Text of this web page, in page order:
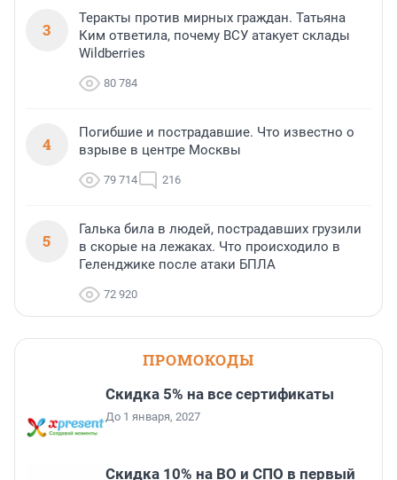
3
Теракты против мирных граждан. Татьяна
Ким ответила, почему ВСУ атакует склады
Wildberries
80 784
4
Погибшие и пострадавшие. Что известно о
взрыве в центре Москвы
79 714 216
5
Галька била в людей, пострадавших грузили
в скорые на лежаках. Что происходило в
Геленджике после атаки БПЛА
72 920
ПРОМОКОДЫ
Скидка 5% на все сертификаты
До 1 января, 2027
Скидка 10% на ВО и СПО в первый